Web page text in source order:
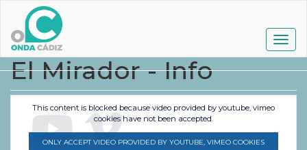
contenido
principal
El Mirador - Info
This content is blocked because video provided by youtube, vimeo
cookies have not been accepted.
ONLY ACCEPT VIDEO PROVIDED BY YOUTUBE, VIMEO COOKIES